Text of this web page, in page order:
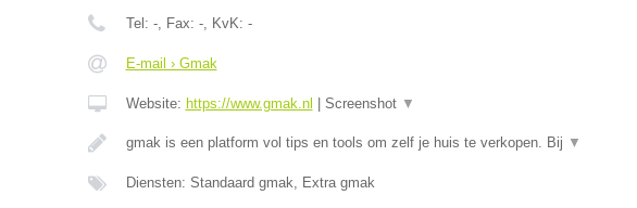
Tel: -, Fax: -, KvK: -
E-mail › Gmak
Website: https://www.gmak.nl Screenshot ▼
gmak is een platform vol tips en tools om zelf je huis te verkopen. Bij ▼
Diensten: Standaard gmak, Extra gmak